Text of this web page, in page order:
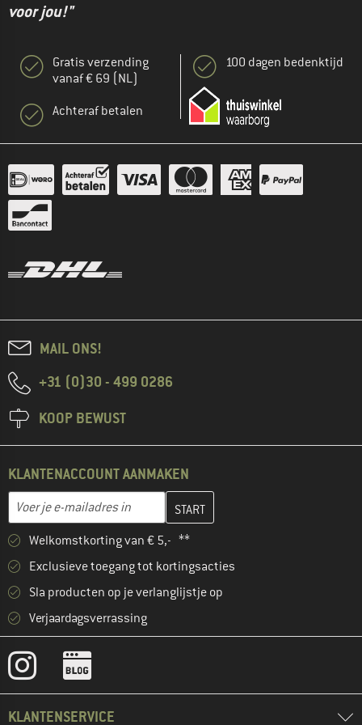
voor jou!"
Gratis verzending
vanaf € 69 (NL)
Achteraf betalen
100 dagen bedenktijd
MAIL ONS!
+31 (0)30 - 499 0286
KOOP BEWUST
KLANTENACCOUNT AANMAKEN
E-mailadres
Vul je e-mailadres hier in en maak in de volgende stap je
Welkomstkorting van € 5,- **
Exclusieve toegang tot kortingsacties
Sla producten op je verlanglijstje op
Verjaardagsverrassing
KLANTENSERVICE